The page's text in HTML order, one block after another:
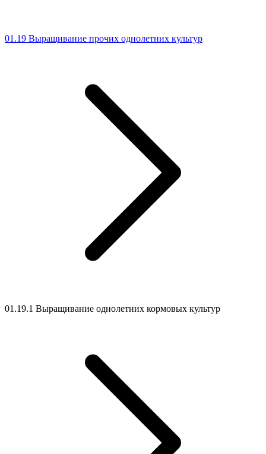
01.19 Выращивание прочих однолетних культур
01.19.1 Выращивание однолетних кормовых культур